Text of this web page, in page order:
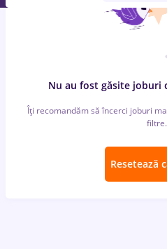
Nu au fost găsite joburi
Îți recomandăm să încerci joburi
filtre.
Resetează